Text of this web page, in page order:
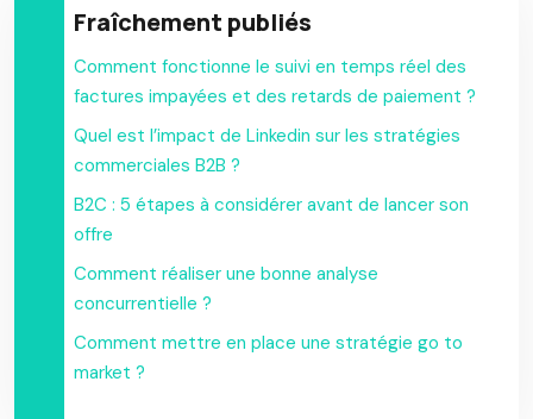
Fraîchement publiés
Comment fonctionne le suivi en temps réel des
factures impayées et des retards de paiement ?
Quel est l’impact de Linkedin sur les stratégies
commerciales B2B ?
B2C : 5 étapes à considérer avant de lancer son
offre
Comment réaliser une bonne analyse
concurrentielle ?
Comment mettre en place une stratégie go to
market ?